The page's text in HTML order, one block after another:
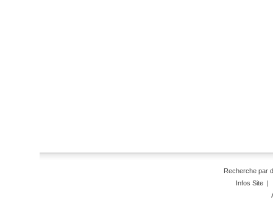
Recherche par
Infos Site|